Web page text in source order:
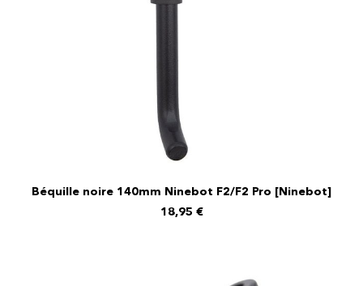
Béquille noire 140mm Ninebot F2/F2 Pro [Ninebot]
18,95 €